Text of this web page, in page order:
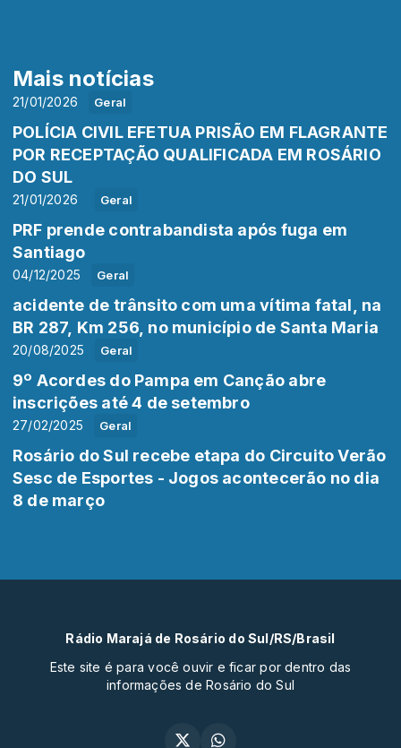
Mais notícias
Geral
21/01/2026
POLÍCIA CIVIL EFETUA PRISÃO EM FLAGRANTE
POR RECEPTAÇÃO QUALIFICADA EM ROSÁRIO
DO SUL
Geral
21/01/2026
PRF prende contrabandista após fuga em
Santiago
Geral
04/12/2025
acidente de trânsito com uma vítima fatal, na
BR 287, Km 256, no município de Santa Maria
Geral
20/08/2025
9º Acordes do Pampa em Canção abre
inscrições até 4 de setembro
Geral
27/02/2025
Rosário do Sul recebe etapa do Circuito Verão
Sesc de Esportes - Jogos acontecerão no dia
8 de março
Rádio Marajá de Rosário do Sul/RS/Brasil
Este site é para você ouvir e ficar por dentro das
informações de Rosário do Sul